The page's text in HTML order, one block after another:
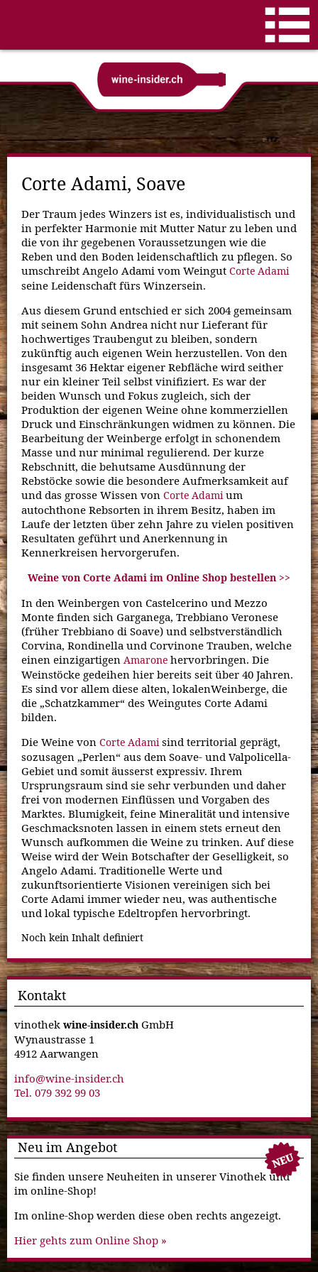
Corte Adami, Soave
Der Traum jedes Winzers ist es, individualistisch und
in perfekter Harmonie mit Mutter Natur zu leben und
die von ihr gegebenen Voraussetzungen wie die
Reben und den Boden leidenschaftlich zu pflegen. So
umschreibt Angelo Adami vom Weingut Corte Adami
seine Leidenschaft fürs Winzersein.
Aus diesem Grund entschied er sich 2004 gemeinsam
mit seinem Sohn Andrea nicht nur Lieferant für
hochwertiges Traubengut zu bleiben, sondern
zukünftig auch eigenen Wein herzustellen. Von den
insgesamt 36 Hektar eigener Rebfläche wird seither
nur ein kleiner Teil selbst vinifiziert. Es war der
beiden Wunsch und Fokus zugleich, sich der
Produktion der eigenen Weine ohne kommerziellen
Druck und Einschränkungen widmen zu können. Die
Bearbeitung der Weinberge erfolgt in schonendem
Masse und nur minimal regulierend. Der kurze
Rebschnitt, die behutsame Ausdünnung der
Rebstöcke sowie die besondere Aufmerksamkeit auf
und das grosse Wissen von Corte Adamium
autochthone Rebsorten in ihrem Besitz, haben im
Laufe der letzten über zehn Jahre zu vielen positiven
Resultaten geführt und Anerkennung in
Kennerkreisen hervorgerufen.
Weine von Corte Adami im Online Shop bestellen >>
In den Weinbergen von Castelcerino und Mezzo
Monte finden sich Garganega, Trebbiano Veronese
(früher Trebbiano di Soave) und selbstverständlich
Corvina, Rondinella und Corvinone Trauben, welche
einen einzigartigen Amarone hervorbringen. Die
Weinstöcke gedeihen hier bereits seit über 40 Jahren.
Es sind vor allem diese alten, lokalenWeinberge, die
die „Schatzkammer“ des Weingutes Corte Adami
bilden.
Die Weine von Corte Adamisind territorial geprägt,
sozusagen „Perlen“ aus dem Soave- und Valpolicella-
Gebiet und somit äusserst expressiv. Ihrem
Ursprungsraum sind sie sehr verbunden und daher
frei von modernen Einflüssen und Vorgaben des
Marktes. Blumigkeit, feine Mineralität und intensive
Geschmacksnoten lassen in einem stets erneut den
Wunsch aufkommen die Weine zu trinken. Auf diese
Weise wird der Wein Botschafter der Geselligkeit, so
Angelo Adami. Traditionelle Werte und
zukunftsorientierte Visionen vereinigen sich bei
Corte Adami immer wieder neu, was authentische
und lokal typische Edeltropfen hervorbringt.
Noch kein Inhalt definiert
Kontakt
vinothek wine-insider.ch GmbH
Wynaustrasse 1
4912 Aarwangen
info@wine-insider.ch
Tel. 079 392 99 03
Neu im Angebot
Sie finden unsere Neuheiten in unserer Vinothek und
im online-Shop!
Im online-Shop werden diese oben rechts angezeigt.
Hier gehts zum Online Shop »